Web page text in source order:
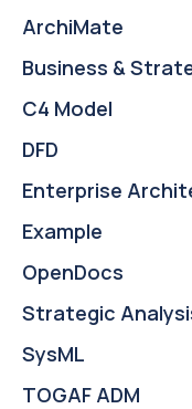
ArchiMate
Business &
C4 Model
DFD
Enterprise
Example
OpenDocs
Strategic
SysML
TOGAF ADM